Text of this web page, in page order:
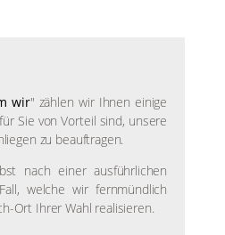
wir" zählen wir Ihnen einige
Sie von Vorteil sind, unsere
zu beauftragen.
nach einer ausführlichen
welche wir fernmündlich
Ort Ihrer Wahl realisieren.